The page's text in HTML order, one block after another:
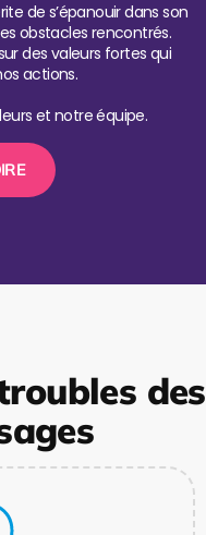
de s’épanouir dans son
obstacles rencontrés.
des valeurs fortes qui
actions.
et notre équipe.
des